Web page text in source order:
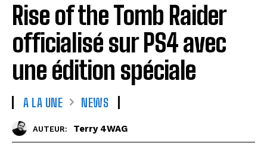
Rise of the Tomb Raider
officialisé sur PS4 avec
une édition spéciale
A LA UNE NEWS
AUTEUR: Terry 4WAG